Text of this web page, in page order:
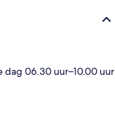
dag 06.30 uur–10.00 uur